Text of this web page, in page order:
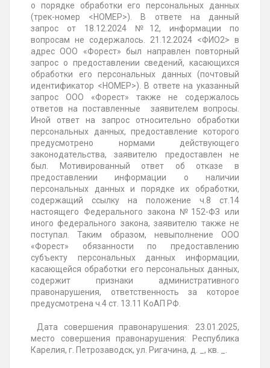
о порядке обработки его персональных данных
(трек-номер <НОМЕР>). В ответе на данный
запрос от 18.12.2024 №12, информации по
вопросам не содержалось. 21.12.2024 <ФИО2> в
адрес ООО «Форест» был направлен повторный
запрос о предоставлении сведений, касающихся
обработки его персональных данных (почтовый
идентификатор <НОМЕР>). В ответе на указанный
запрос ООО «Форест» также не содержалось
ответов на поставленные заявителем вопросы.
Иной ответ на запрос относительно обработки
персональных данных, предоставление которого
предусмотрено нормами действующего
законодательства, заявителю предоставлен не
был. Мотивированный ответ об отказе в
предоставлении информации о наличии
персональных данных и порядке их обработки,
содержащий ссылку на положение ч.8 ст.14
настоящего Федерального закона №152-ФЗ или
иного федерального закона, заявителю также не
поступал. Таким образом, невыполнение ООО
«Форест» обязанности по предоставлению
субъекту персональных данных информации,
касающейся обработки его персональных данных,
содержит признаки административного
правонарушения, ответственность за которое
предусмотрена ч.4 ст. 13.11 КоАП РФ.
Дата совершения правонарушения: 23.01.2025,
место совершения правонарушения: Республика
Карелия, г. Петрозаводск, ул. Ригачина, д. _, кв. _.